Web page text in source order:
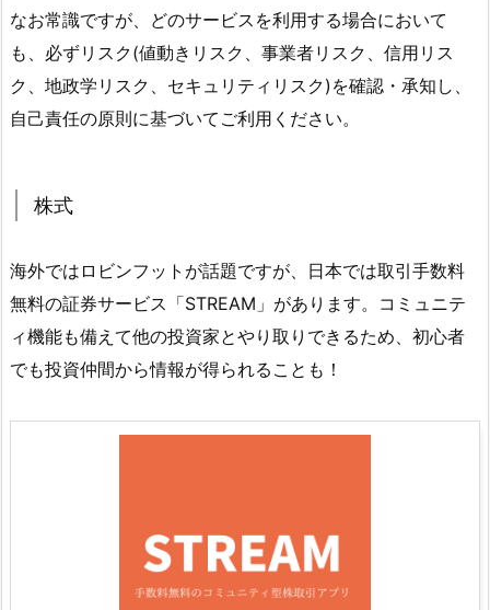
なお常識ですが、どのサービスを利用する場合において
も、必ずリスク(値動きリスク、事業者リスク、信用リス
ク、地政学リスク、セキュリティリスク)を確認・承知し、
自己責任の原則に基づいてご利用ください。
株式
海外ではロビンフットが話題ですが、日本では取引手数料
無料の証券サービス「STREAM」があります。コミュニテ
ィ機能も備えて他の投資家とやり取りできるため、初心者
でも投資仲間から情報が得られることも！